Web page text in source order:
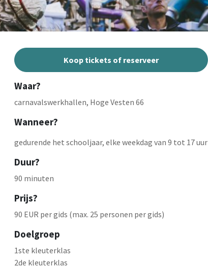
Koop tickets of reserveer
Waar?
carnavalswerkhallen, Hoge Vesten 66
Wanneer?
gedurende het schooljaar, elke weekdag van 9 tot 17 uur
Duur?
90 minuten
Prijs?
90 EUR per gids (max. 25 personen per gids)
Doelgroep
1ste kleuterklas
2de kleuterklas